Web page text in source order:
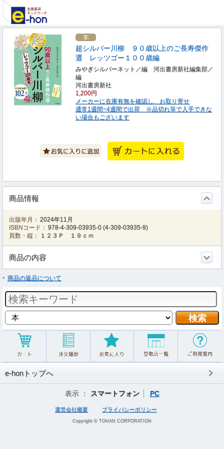
超シルバー川柳 ９０歳以上のご長寿傑作
選 レッツゴー１００歳編
みやぎシルバーネット／編 河出書房新社編集部／
編
河出書房新社
1,200円
メーカーに在庫有無を確認し、お取り寄せ
通常1週間~4週間で出荷 ※品切れ等で入手できな
い場合もございます
商品情報
出版年月： 2024年11月
ISBNコード： 978-4-309-03935-0 (4-309-03935-9)
頁数・縦：
１２３Ｐ １９ｃｍ
商品の内容
商品の返品について
e-honトップへ
表示 ： スマートフォン PC
運営会社概要 プライバシーポリシー
Copyright © TOHAN CORPORATION